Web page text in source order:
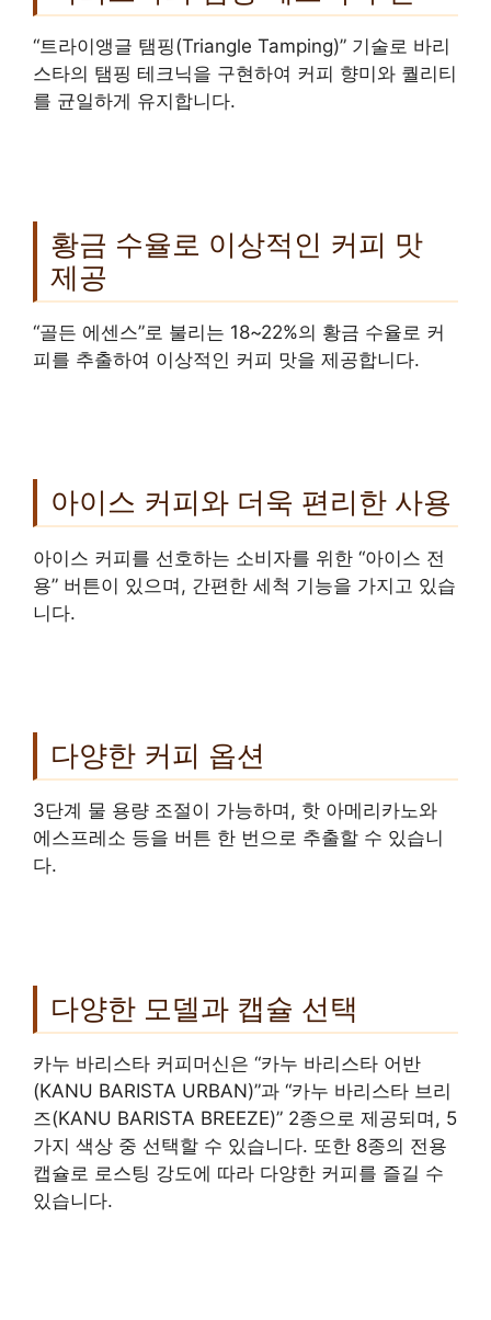
“트라이앵글 탬핑(Triangle Tamping)” 기술로 바리
스타의 탬핑 테크닉을 구현하여 커피 향미와 퀄리티
를 균일하게 유지합니다.
황금 수율로 이상적인 커피 맛
제공
“골든 에센스”로 불리는 18~22%의 황금 수율로 커
피를 추출하여 이상적인 커피 맛을 제공합니다.
아이스 커피와 더욱 편리한 사용
아이스 커피를 선호하는 소비자를 위한 “아이스 전
용” 버튼이 있으며, 간편한 세척 기능을 가지고 있습
니다.
다양한 커피 옵션
3단계 물 용량 조절이 가능하며, 핫 아메리카노와
에스프레소 등을 버튼 한 번으로 추출할 수 있습니
다.
다양한 모델과 캡슐 선택
카누 바리스타 커피머신은 “카누 바리스타 어반
(KANU BARISTA URBAN)”과 “카누 바리스타 브리
즈(KANU BARISTA BREEZE)” 2종으로 제공되며, 5
가지 색상 중 선택할 수 있습니다. 또한 8종의 전용
캡슐로 로스팅 강도에 따라 다양한 커피를 즐길 수
있습니다.